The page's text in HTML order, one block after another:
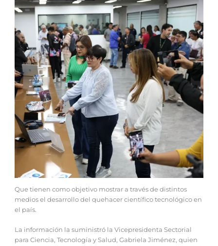
Que tienen como objetivo mostrar a través de distintos
medios el desarrollo del quehacer científico tecnológico en
el país.
La información la suministró la Vicepresidenta Sectorial
para Ciencia, Tecnología y Salud, Gabriela Jiménez, quien